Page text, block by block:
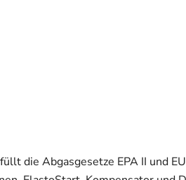
die Abgasgesetze EPA II und